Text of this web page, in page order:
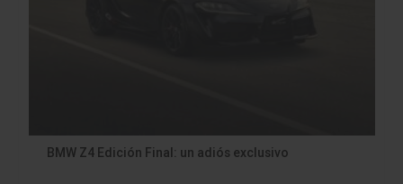
BMW Z4 Edición Final: un adiós exclusivo